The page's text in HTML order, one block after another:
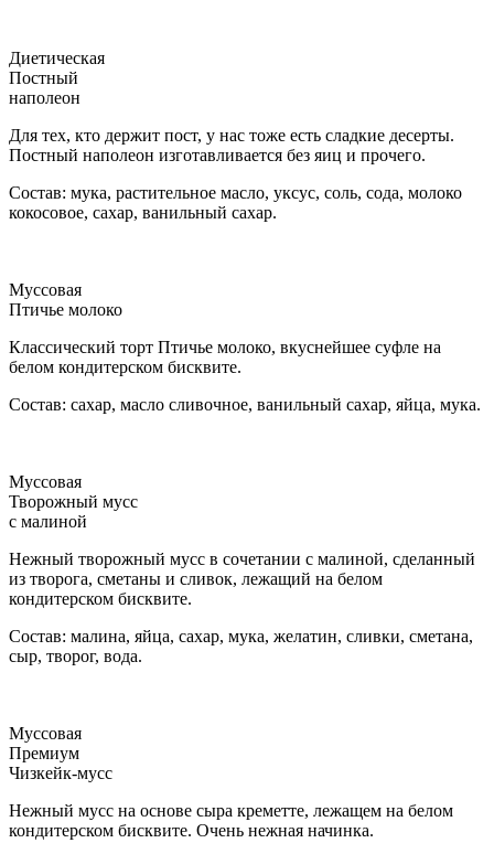
Диетическая
Постный
наполеон
Для тех, кто держит пост, у нас тоже есть сладкие десерты.
Постный наполеон изготавливается без яиц и прочего.
Состав: мука, растительное масло, уксус, соль, сода, молоко
кокосовое, сахар, ванильный сахар.
Муссовая
Птичье молоко
Классический торт Птичье молоко, вкуснейшее суфле на
белом кондитерском бисквите.
Состав: сахар, масло сливочное, ванильный сахар, яйца, мука.
Муссовая
Творожный мусс
с малиной
Нежный творожный мусс в сочетании с малиной, сделанный
из творога, сметаны и сливок, лежащий на белом
кондитерском бисквите.
Состав: малина, яйца, сахар, мука, желатин, сливки, сметана,
сыр, творог, вода.
Муссовая
Премиум
Чизкейк-мусс
Нежный мусс на основе сыра креметте, лежащем на белом
кондитерском бисквите. Очень нежная начинка.